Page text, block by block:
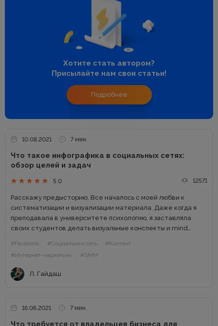
Хотите стать автором?
Присылайте нам свои статьи!
Подробнее
10.08.2021 7 мин.
Что такое инфографика в социальных сетях:
обзор целей и задач
5.0 12571
Расскажу предысторию. Все началось с моей любви к
систематизации и визуализации материала. Даже когда я
преподавала в университете психологию, я заставляла
своих студентов делать визуальные конспекты и mind
что так задействуется несколько...
#Facebook #Социальная сеть
#Контент
#Интернет-маркетинг
#SMM
Л. Гайдаш
16.06.2021 7 мин.
Что требуется от владельцев бизнеса для